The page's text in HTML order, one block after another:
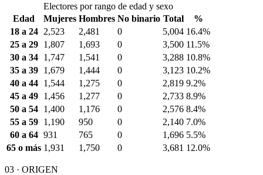
Electores por rango de edad y sexo
Edad
Mujeres Hombres No binario Total
%
18 a 24
2,523 2,481 0 5,004 16.4%
25 a 29
1,807 1,693 0 3,500 11.5%
30 a 34
1,747 1,541 0 3,288 10.8%
35 a 39
1,679 1,444 0 3,123 10.2%
40 a 44
1,544 1,275 0 2,819 9.2%
45 a 49
1,456 1,277 0 2,733 8.9%
50 a 54
1,400 1,176 0 2,576 8.4%
55 a 59
1,190 950 0 2,140 7.0%
60 a 64 931 765 0 1,696 5.5%
65 o más 1,931 1,750 0 3,681 12.0%
03 · ORIGEN